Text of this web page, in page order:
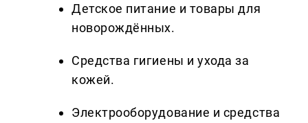
Детское питание и товары для
новорождённых.
Средства гигиены и ухода за
кожей.
Электрооборудование и средства